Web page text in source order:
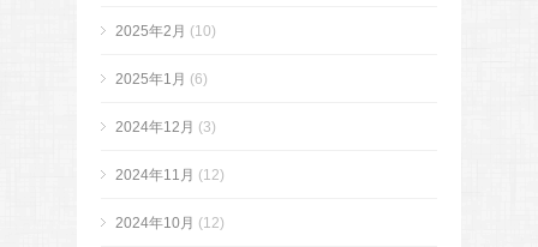
2025年2月 (10)
2025年1月 (6)
2024年12月 (3)
2024年11月 (12)
2024年10月 (12)